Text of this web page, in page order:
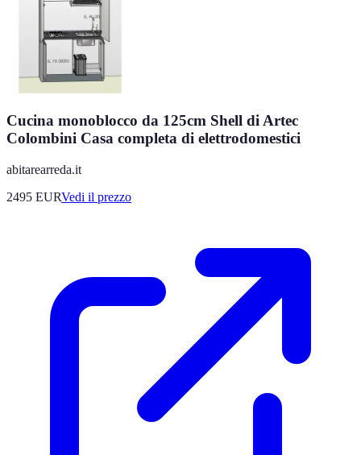
Cucina monoblocco da 125cm Shell di Artec
Colombini Casa completa di elettrodomestici
abitarearreda.it
2495 EURVedi il prezzo